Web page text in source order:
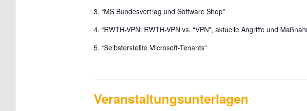
3. “MS Bundesvertrag und Software Shop”
4. “RWTH-VPN: RWTH-VPN vs. “VPN”, aktuelle Angriffe und
5. “Selbsterstellte Microsoft-Tenants”
Veranstaltungsunterlagen